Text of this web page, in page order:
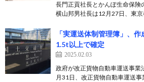
長門正貢社長とかんぽ生命保険
横山邦男社長は12月27日、東
「実運送体制管理簿」、
1.5t以上で確定
2025.02.03
政府が改正貨物自動車運送事業
月31日、改正貨物自動車運送